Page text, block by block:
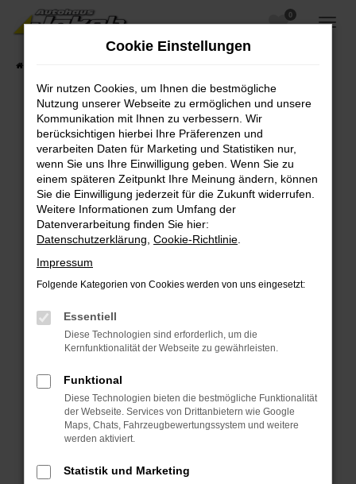
Zum
Hauptinhalt
0
Fehler: Network Error
Beim Laden ist ein Fehler aufgetreten.
Hier sind ein paar Tipps, die dir helfen können:
Überprüfe deine Firewall und deine
Internetverbindung.
Laden andere Webseiten, zum Beispiel deine
Suchmaschine?
Prüfe deine Browsererweiterungen.
Manche Erweiterungen, wie Werbeblocker,
können das Laden bestimmter Seiten
verhindern. Funktioniert die Seite in einem
Fenster?
Starte dein Gerät neu.
Das kann manchmal helfen, vorübergehende
Probleme zu beheben.
Betriebssystem auf dem neuesten Stand
Cookie Einstellungen
Wir nutzen Cookies, um Ihnen die bestmögliche
Nutzung unserer Webseite zu ermöglichen und unsere
Kommunikation mit Ihnen zu verbessern. Wir
berücksichtigen hierbei Ihre Präferenzen und
verarbeiten Daten für Marketing und Statistiken nur,
wenn Sie uns Ihre Einwilligung geben. Wenn Sie zu
einem späteren Zeitpunkt Ihre Meinung ändern, können
Sie die Einwilligung jederzeit für die Zukunft widerrufen.
Weitere Informationen zum Umfang der
Datenverarbeitung finden Sie hier:
Datenschutzerklärung Cookie-Richtlinie
Impressum
Folgende Kategorien von Cookies werden von uns eingesetzt:
Essentiell
Diese Technologien sind erforderlich, um die
Kernfunktionalität der Webseite zu gewährleisten.
Funktional
Diese Technologien bieten die bestmögliche Funktionalität
der Webseite. Services von Drittanbietern wie Google
Maps, Chats, Fahrzeugbewertungssystem und weitere
werden aktiviert.
Statistik und Marketing